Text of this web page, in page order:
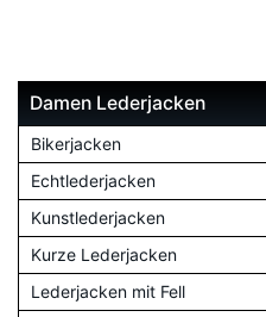
Damen Lederjacken
Bikerjacken
Echtlederjacken
Kunstlederjacken
Kurze Lederjacken
Lederjacken mit Fell